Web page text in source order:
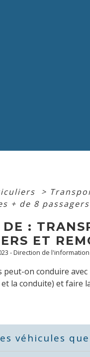
>
+ de 8
DE :
ET
- Direction de
peut-on conduire avec
et la conduite) et faire
véhicules